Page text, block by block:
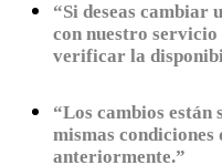
“Si deseas cambiar
con nuestro
verificar la
“Los cambios están
mismas condiciones
anteriormente.”